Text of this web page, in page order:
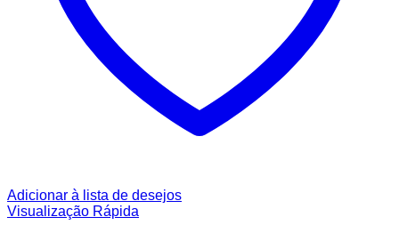
Adicionar à lista de desejos
Visualização Rápida